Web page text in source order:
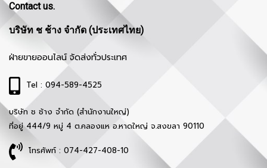
Contact us.
บริษัท ช ช้าง จำกัด (ประเทศไทย)
ฝ่ายขายออนไลน์ จัดส่งทั่วประเทศ
Tel : 094-589-4525
บริษัท ช ช้าง จำกัด (สำนักงานใหญ่)
ที่อยู่ 444/9 หมู่ 4 ต.คลองแห อ.หาดใหญ่ จ.สงขลา 90110
โทรศัพท์ : 074-427-408-10